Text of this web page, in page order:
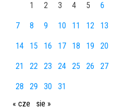
1 2 3 4 5 6
7 8 9 10 11 12 13
14 15 16 17 18 19 20
21 22 23 24 25 26 27
28 29 30
31
« cze
sie »